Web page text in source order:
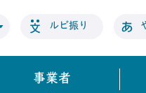
ルビ振り
事業者